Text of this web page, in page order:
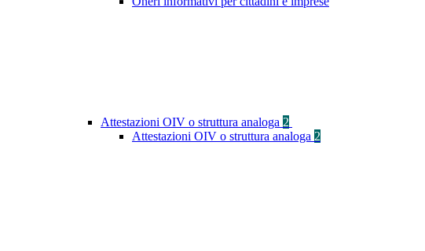
Attestazioni OIV o struttura analoga 2
Attestazioni OIV o struttura analoga 2